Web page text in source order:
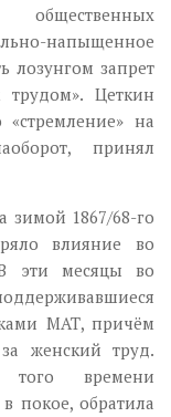
напыщенное
лозунгом запрет
трудом». Цеткин
на
принял
зимой 1867/68-го
влияние во
эти месяцы во
МАТ, причём
женский труд.
того времени
покое, обратила